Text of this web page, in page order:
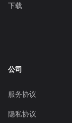
下载
公司
服务协议
隐私协议